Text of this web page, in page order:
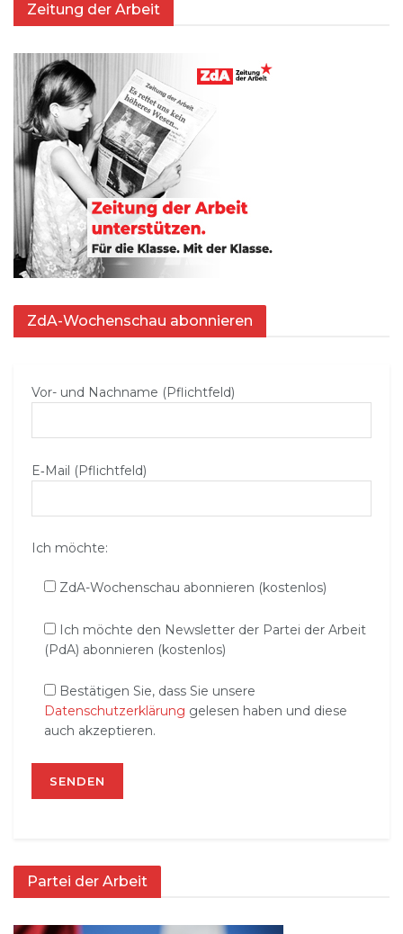
Zeitung der Arbeit
ZdA-Wochenschau abonnieren
Vor- und Nachname (Pflichtfeld)
E‑Mail (Pflichtfeld)
Ich möchte:
ZdA-Wochenschau abonnieren (kostenlos)
Ich möchte den Newsletter der Partei der Arbeit
(PdA) abonnieren (kostenlos)
Bestätigen Sie, dass Sie unsere
Datenschutzerklärung gelesen haben und diese
auch akzeptieren.
Partei der Arbeit